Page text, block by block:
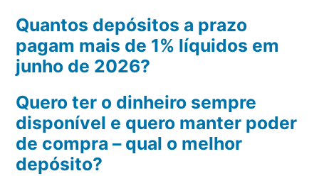
Quantos depósitos a prazo
pagam mais de 1% líquidos em
junho de 2026?
Quero ter o dinheiro sempre
disponível e quero manter poder
de compra – qual o melhor
depósito?